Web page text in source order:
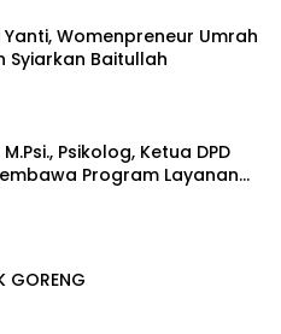
Yanti, Womenpreneur Umrah
Syiarkan Baitullah
Psikolog, Ketua DPD
Program Layanan
Kependudukan
GORENG